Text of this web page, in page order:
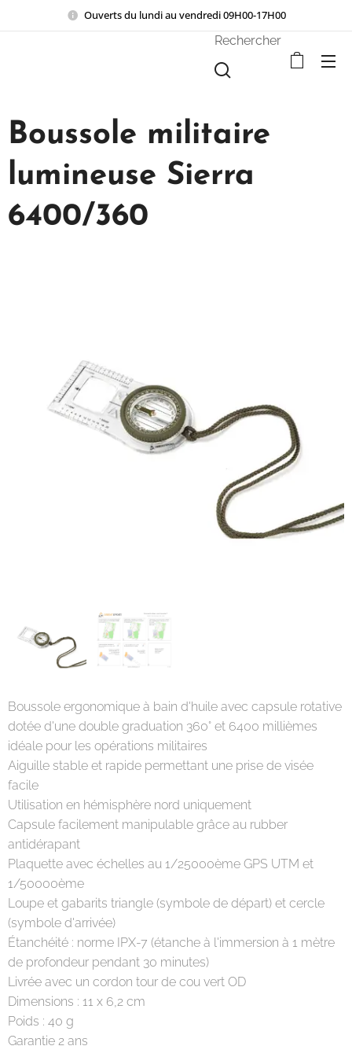
Ouverts du lundi au vendredi 09H00-17H00
Rechercher
Boussole militaire
lumineuse Sierra
6400/360
Boussole ergonomique à bain d'huile avec capsule rotative
dotée d'une double graduation 360° et 6400 millièmes
idéale pour les opérations militaires
Aiguille stable et rapide permettant une prise de visée
facile
Utilisation en hémisphère nord uniquement
Capsule facilement manipulable grâce au rubber
antidérapant
Plaquette avec échelles au 1/25000ème GPS UTM et
1/50000ème
Loupe et gabarits triangle (symbole de départ) et cercle
(symbole d'arrivée)
Étanchéité : norme IPX-7 (étanche à l'immersion à 1 mètre
de profondeur pendant 30 minutes)
Livrée avec un cordon tour de cou vert OD
Dimensions : 11 x 6,2 cm
Poids : 40 g
Garantie 2 ans